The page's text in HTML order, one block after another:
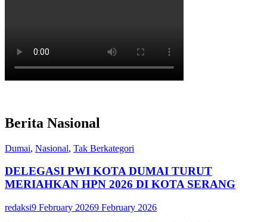
Berita Nasional
Dumai, Nasional, Tak Berkategori
DELEGASI PWI KOTA DUMAI TURUT
MERIAHKAN HPN 2026 DI KOTA SERANG
redaksi9 February 20269 February 2026